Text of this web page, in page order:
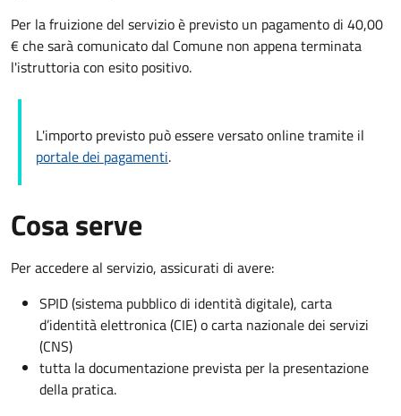
Per la fruizione del servizio è previsto un pagamento di 40,00
€ che sarà comunicato dal Comune non appena terminata
l'istruttoria con esito positivo.
L'importo previsto può essere versato online tramite il
portale dei pagamenti.
Cosa serve
Per accedere al servizio, assicurati di avere:
SPID (sistema pubblico di identità digitale), carta
d’identità elettronica (CIE) o carta nazionale dei servizi
(CNS)
tutta la documentazione prevista per la presentazione
della pratica.